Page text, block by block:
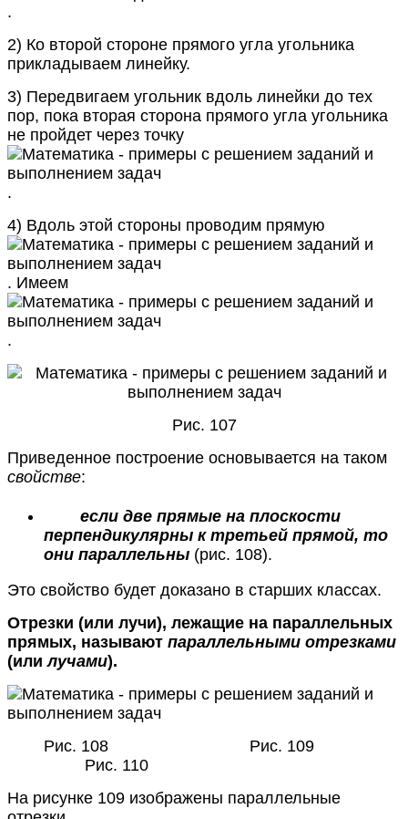
.
2) Ко второй стороне прямого угла угольника
прикладываем линейку.
3) Передвигаем угольник вдоль линейки до тех
пор, пока вторая сторона прямого угла угольника
не пройдет через точку
.
4) Вдоль этой стороны проводим прямую
. Имеем
.
Рис. 107
Приведенное построение основывается на таком
свойстве:
если две прямые на плоскости
перпендикулярны к третьей прямой, то
они параллельны (рис. 108).
Это свойство будет доказано в старших классах.
Отрезки (или лучи), лежащие на параллельных
прямых, называют параллельными отрезками
(илилучами).
Рис. 108 Рис. 109
Рис. 110
На рисунке 109 изображены параллельные